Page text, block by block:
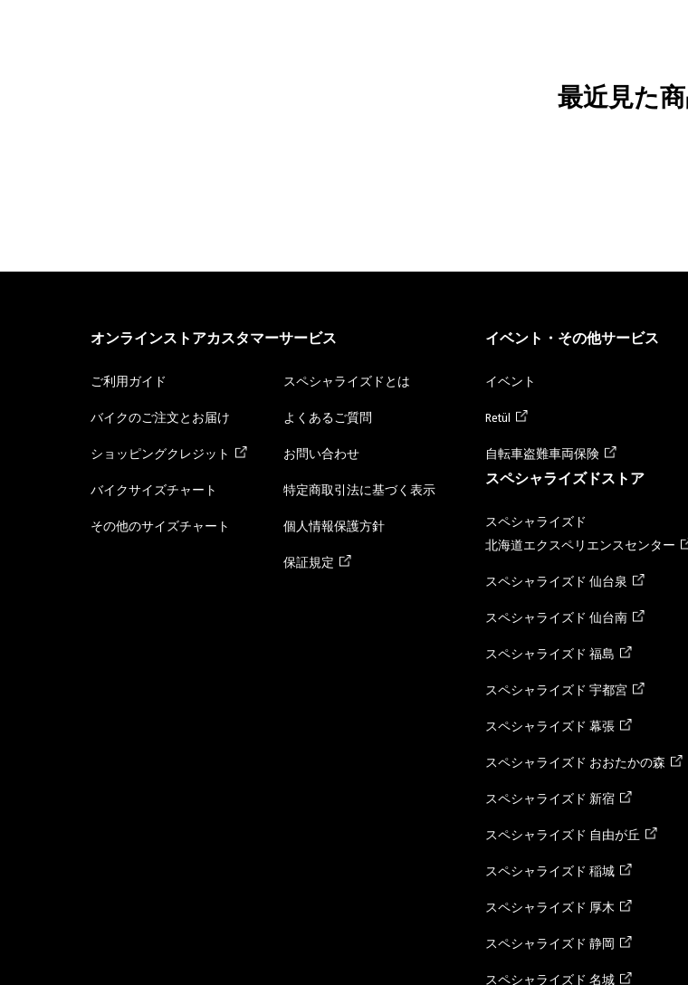
最近見た
オンラインストアカスタマーサービス
ご利用ガイド
バイクのご注文とお届け
ショッピングクレジット
バイクサイズチャート
その他のサイズチャート
スペシャライズドとは
よくあるご質問
お問い合わせ
特定商取引法に基づく表示
個人情報保護方針
保証規定
イベント・その他サービス
イベント
Retül
自転車盗難車両保険
スペシャライズドストア
スペシャライズド
北海道エクスペリエンスセンター
スペシャライズド 仙台泉
スペシャライズド 仙台南
スペシャライズド 福島
スペシャライズド 宇都宮
スペシャライズド 幕張
スペシャライズド おおたかの森
スペシャライズド 新宿
スペシャライズド 自由が丘
スペシャライズド 稲城
スペシャライズド 厚木
スペシャライズド 静岡
スペシャライズド 名城